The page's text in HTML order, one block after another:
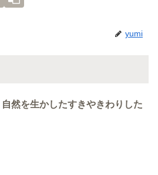
yumi
自然を生かしたすきやきわりした